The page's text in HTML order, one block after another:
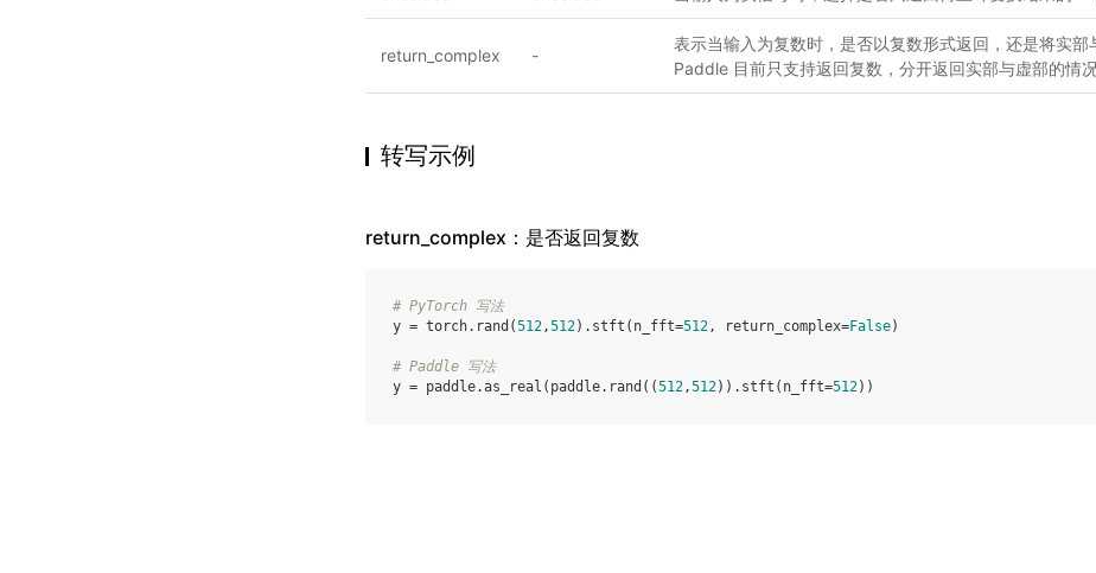
return_complex -
表示当输入为复数时，是否以复数形式返回，还是将实部
Paddle 目前只支持返回复数，分开返回实部与虚部的情况
转写示例
return_complex：是否返回复数
# PyTorch 写法
y = torch. rand (512,512) . stft ( n_fft=512, return_complex=False)
# Paddle 写法
y = paddle.as_real ( paddle. rand ((512,512)) . stft ( n_fft=512))